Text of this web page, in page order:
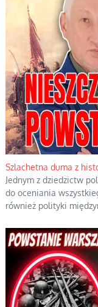
Szlachetna duma z
Jednym z dziedzictw
do oceniania
również polityki